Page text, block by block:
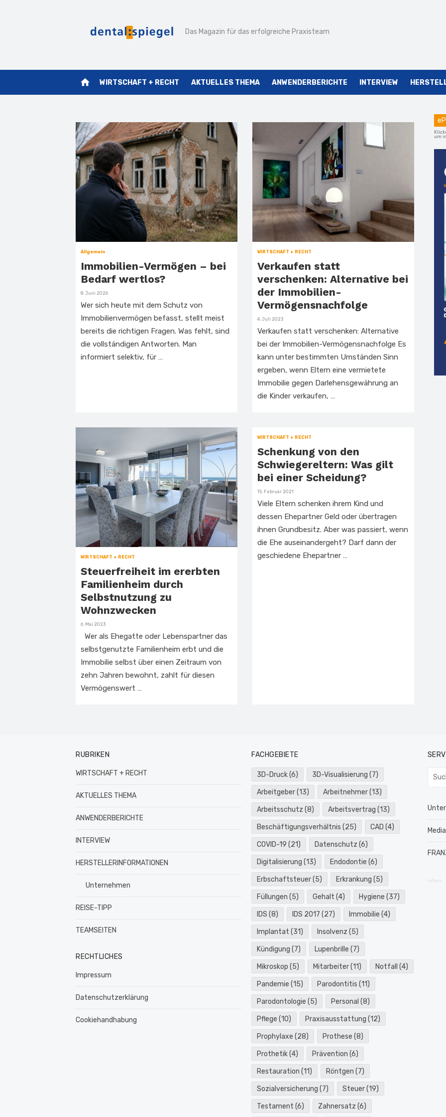
Das Magazin für das erfolgreiche Praxisteam
home WIRTSCHAFT + RECHT AKTUELLES THEMA ANWENDERBERICHTE INTERVIEW
Allgemein
Immobilien-Vermögen – bei
Bedarf wertlos?
Veröffentlicht
8. Juni 2026
Wer sich heute mit dem Schutz von
Immobilienvermögen befasst, stellt meist
bereits die richtigen Fragen. Was fehlt, sind
die vollständigen Antworten. Man
informiert selektiv, für …
WIRTSCHAFT + RECHT
Verkaufen statt
verschenken: Alternative bei
der Immobilien-
Vermögensnachfolge
Veröffentlicht
4. Juli 2023
Verkaufen statt verschenken: Alternative
bei der Immobilien-Vermögensnachfolge Es
kann unter bestimmten Umständen Sinn
ergeben, wenn Eltern eine vermietete
Immobilie gegen Darlehensgewährung an
die Kinder verkaufen, …
WIRTSCHAFT + RECHT
Steuerfreiheit im ererbten
Familienheim durch
Selbstnutzung zu
Wohnzwecken
Veröffentlicht
6. Mai 2023
Wer als Ehegatte oder Lebenspartner das
selbstgenutzte Familienheim erbt und die
Immobilie selbst über einen Zeitraum von
zehn Jahren bewohnt, zahlt für diesen
Vermögenswert …
WIRTSCHAFT + RECHT
Schenkung von den
Schwiegereltern: Was gilt
bei einer Scheidung?
Veröffentlicht
15. Februar 2021
Viele Eltern schenken ihrem Kind und
dessen Ehepartner Geld oder übertragen
ihnen Grundbesitz. Aber was passiert, wenn
die Ehe auseinandergeht? Darf dann der
geschiedene Ehepartner …
um
RUBRIKEN
WIRTSCHAFT + RECHT
AKTUELLES THEMA
ANWENDERBERICHTE
INTERVIEW
HERSTELLERINFORMATIONEN
Unternehmen
REISE-TIPP
TEAMSEITEN
RECHTLICHES
Impressum
Datenschutzerklärung
Cookiehandhabung
FACHGEBIETE
3D-Druck(6) 3D-Visualisierung (7)
Arbeitgeber(13) Arbeitnehmer(13)
Arbeitsschutz (8) Arbeitsvertrag (13)
Beschäftigungsverhältnis (25) CAD (4)
COVID-19 (21) Datenschutz (6)
Digitalisierung (13) Endodontie (6)
Erbschaftsteuer(5) Erkrankung (5)
Füllungen (5) Gehalt (4) Hygiene (37)
IDS (8) IDS 2017 (27) Immobilie (4)
Implantat (31) Insolvenz (5)
Kündigung (7) Lupenbrille (7)
Mikroskop (5) Mitarbeiter(11) Notfall (4)
Pandemie (15) Parodontitis (11)
Parodontologie (5) Personal (8)
Pflege (10) Praxisausstattung (12)
Prophylaxe (28) Prothese (8)
Prothetik(4) Prävention (6)
Restauration (11) Röntgen (7)
Sozialversicherung (7) Steuer(19)
Testament (6) Zahnersatz (6)
intern